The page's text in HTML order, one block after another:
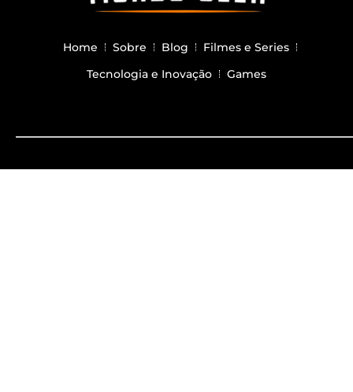
Home Sobre Blog
Filmes e Series
Tecnologia e Inovação
Games